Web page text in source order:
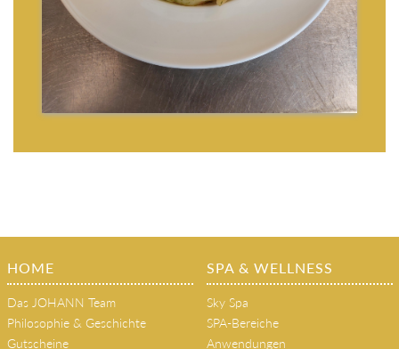
HOME
Das JOHANN Team
Philosophie & Geschichte
Gutscheine
SPA & WELLNESS
Sky Spa
SPA-Bereiche
Anwendungen